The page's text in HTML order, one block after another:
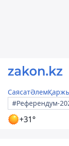
СаясатӘлем
#Референдум-
+31°